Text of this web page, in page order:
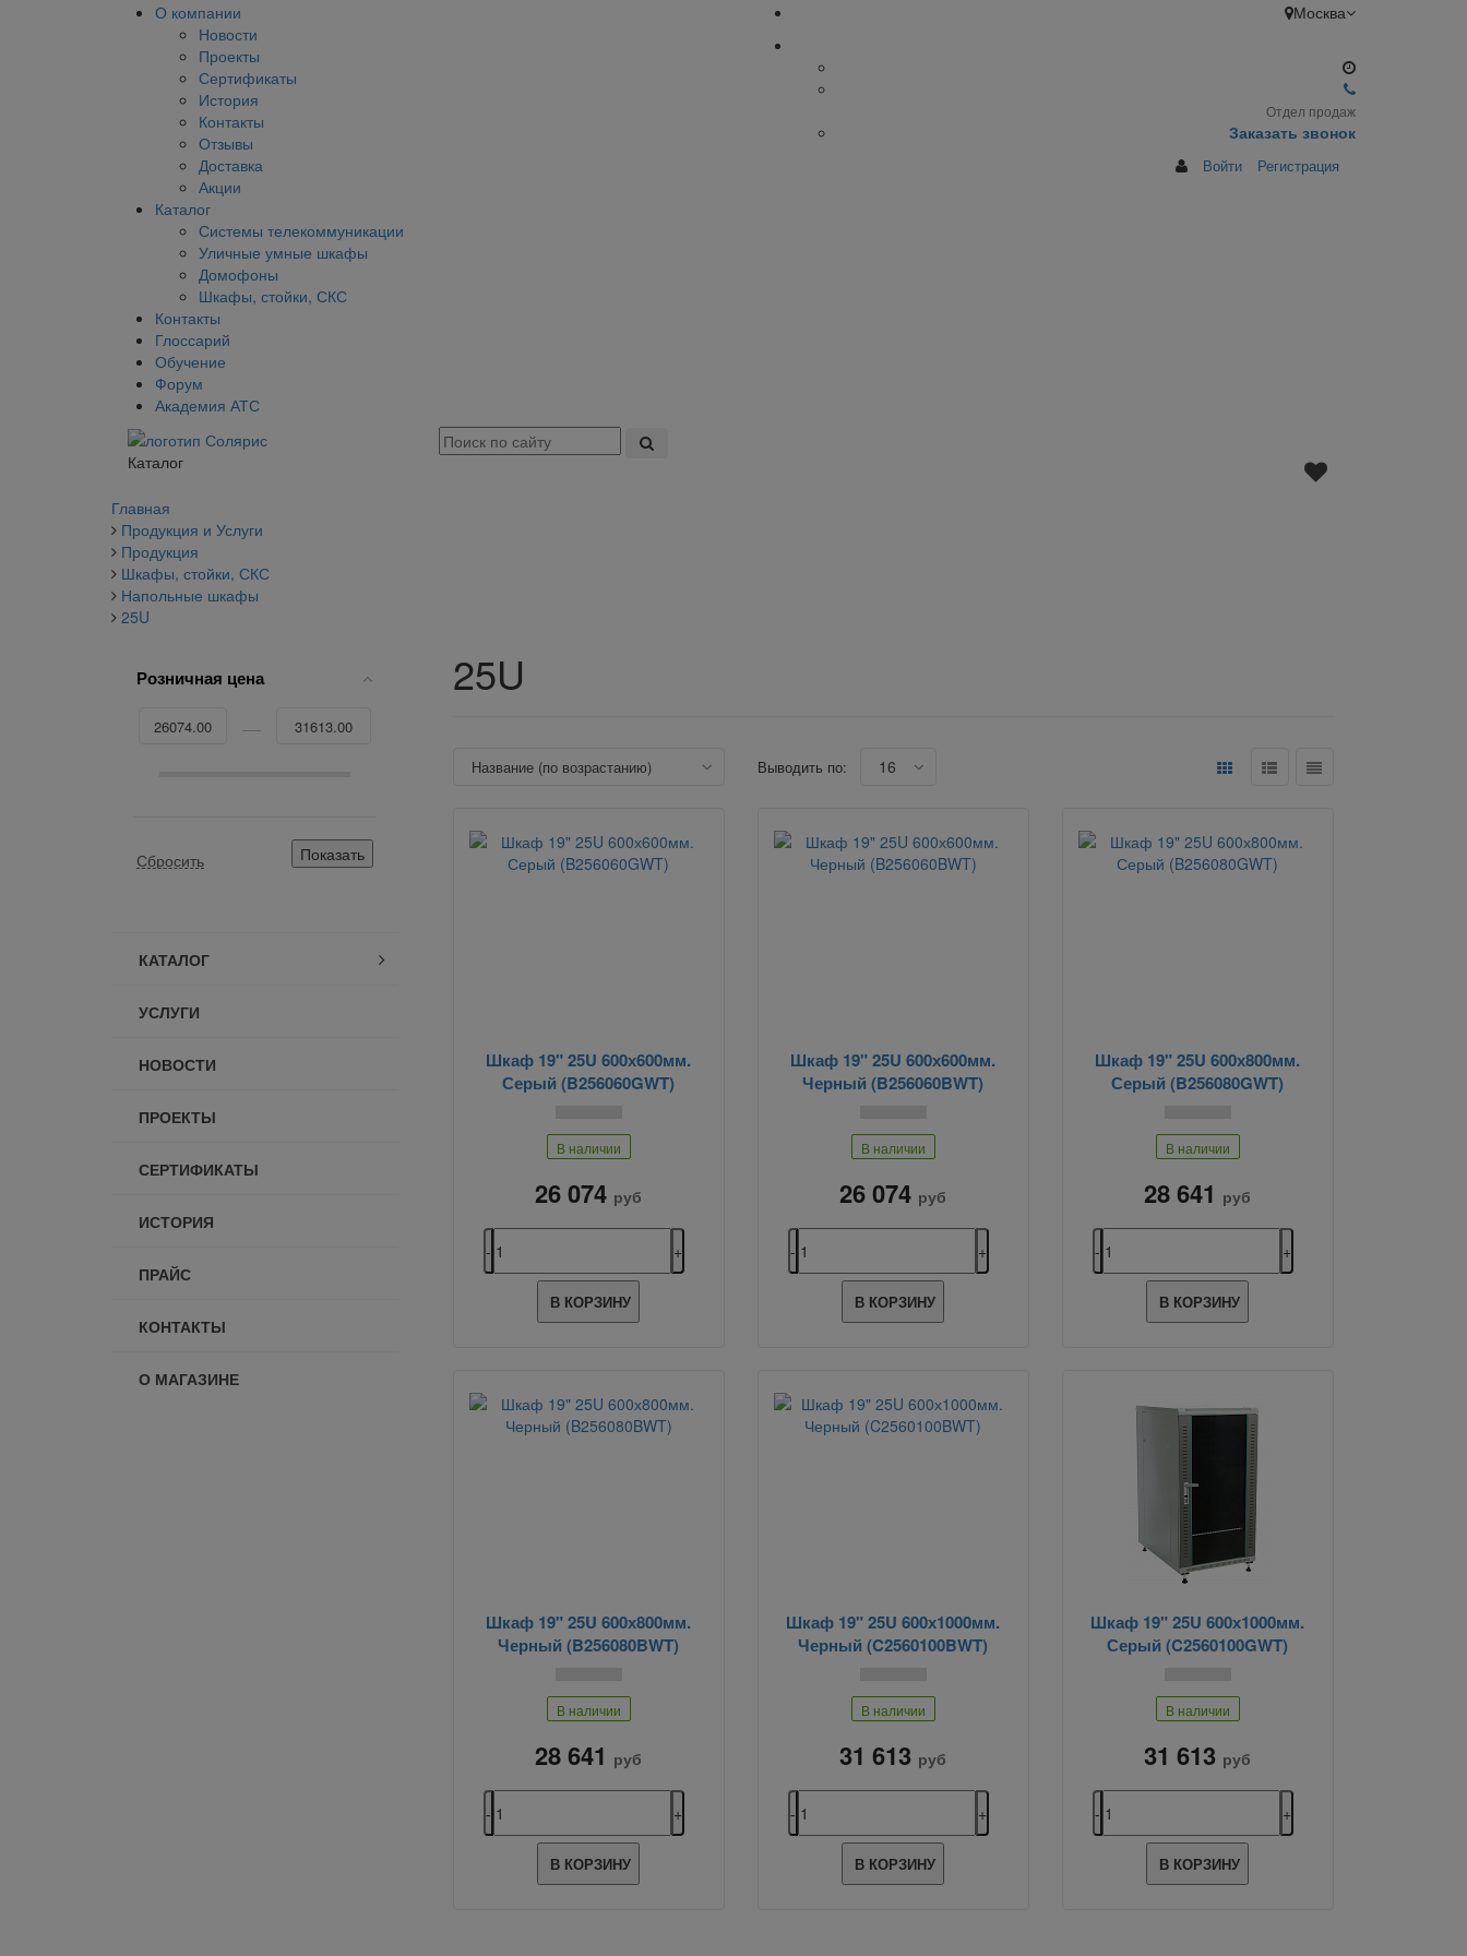
О компании
Новости
Проекты
Сертификаты
История
Контакты
Отзывы
Доставка
Акции
Каталог
Системы телекоммуникации
Уличные умные шкафы
Домофоны
Шкафы, стойки, СКС
Контакты
Глоссарий
Обучение
Форум
Академия АТС
Москва
Отдел продаж
Заказать звонок
Войти Регистрация
Каталог
Главная
Продукция и Услуги
Продукция
Шкафы, стойки, СКС
Напольные шкафы
25U
Розничная цена
КАТАЛОГ
УСЛУГИ
НОВОСТИ
ПРОЕКТЫ
СЕРТИФИКАТЫ
ИСТОРИЯ
ПРАЙС
КОНТАКТЫ
О МАГАЗИНЕ
25U
Название (по возрастанию) Выводить по: 16
Шкаф 19" 25U 600х600мм.
Серый (B256060GWT)
В наличии
26 074 руб
В КОРЗИНУ
Шкаф 19" 25U 600х600мм.
Черный (B256060BWT)
В наличии
26 074 руб
В КОРЗИНУ
Шкаф 19" 25U 600х800мм.
Серый (B256080GWT)
В наличии
28 641 руб
В КОРЗИНУ
Шкаф 19" 25U 600х800мм.
Черный (B256080BWT)
В наличии
28 641 руб
В КОРЗИНУ
Шкаф 19" 25U 600х1000мм.
Черный (C2560100BWT)
В наличии
31 613 руб
В КОРЗИНУ
Шкаф 19" 25U 600х1000мм.
Серый (C2560100GWT)
В наличии
31 613 руб
В КОРЗИНУ